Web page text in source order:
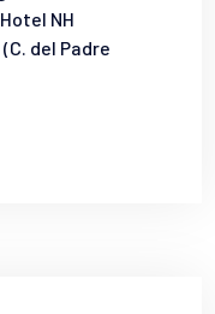
NH
del Padre